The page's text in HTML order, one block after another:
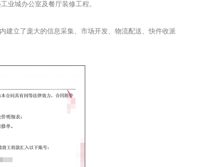
业城办公室及餐厅装修工程。
建立了庞大的信息采集、市场开发、物流配送、快件收派